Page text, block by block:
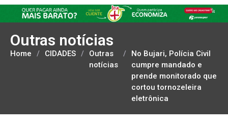
Outras notícias
Home / CIDADES /
Outras
notícias
/
No Bujari, Polícia Civil
cumpre mandado e
prende monitorado que
cortou tornozeleira
eletrônica